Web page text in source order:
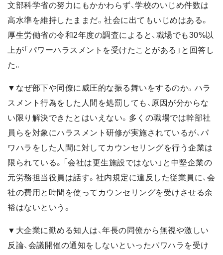
文部科学省の努力にもかかわらず、学校のいじめ件数は
高水準を維持したままだ。社会に出てもいじめはある。
厚生労働省の令和2年度の調査によると、職場でも30%以
上が「パワーハラスメントを受けたことがある」と回答し
た。
▼なぜ部下や同僚に威圧的な振る舞いをするのか。ハラ
スメント行為をした人間を処罰しても、原因が分からな
い限り解決できたとはいえない。多くの職場では幹部社
員らを対象にハラスメント研修が実施されているが、パ
ワハラをした人間に対してカウンセリングを行う企業は
限られている。「会社は更生施設ではない」と中堅企業の
元労務担当役員は話す。社内規定に違反した従業員に、会
社の費用と時間を使ってカウンセリングを受けさせる余
裕はないという。
▼大企業に勤める知人は、年長の同僚から無視や激しい
反論、会議開催の通知をしないといったパワハラを受け